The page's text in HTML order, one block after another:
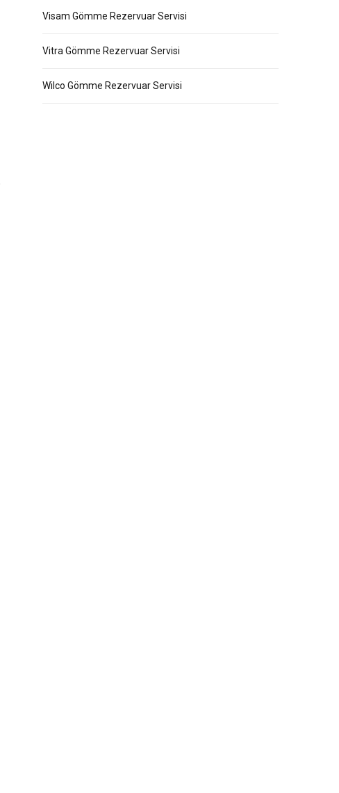
Visam Gömme Rezervuar Servisi
Vitra Gömme Rezervuar Servisi
Wilco Gömme Rezervuar Servisi